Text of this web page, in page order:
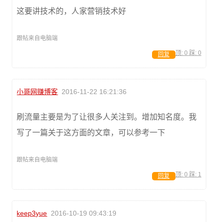
这要讲技术的，人家营销技术好
跟帖来自电脑端
顶: 0 踩: 0
回复
小哥网赚博客 2016-11-22 16:21:36
刷流量主要是为了让很多人关注到。增加知名度。我
写了一篇关于这方面的文章，可以参考一下
跟帖来自电脑端
顶: 0 踩: 1
回复
keep3yue 2016-10-19 09:43:19